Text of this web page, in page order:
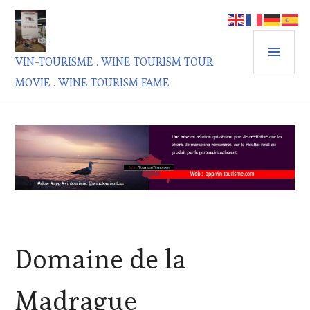
Aller
contenu
principal
VIN-TOURISME . WINE TOURISM TOUR
MOVIE . WINE TOURISM FAME
Domaine de la
Madrague